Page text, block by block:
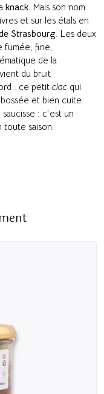
knack . Mais son nom
et sur les étals en
Strasbourg . Les deux
fumée, fine,
de la
du bruit
: ce petit clac qui
et bien cuite.
: c’est un
toute saison.